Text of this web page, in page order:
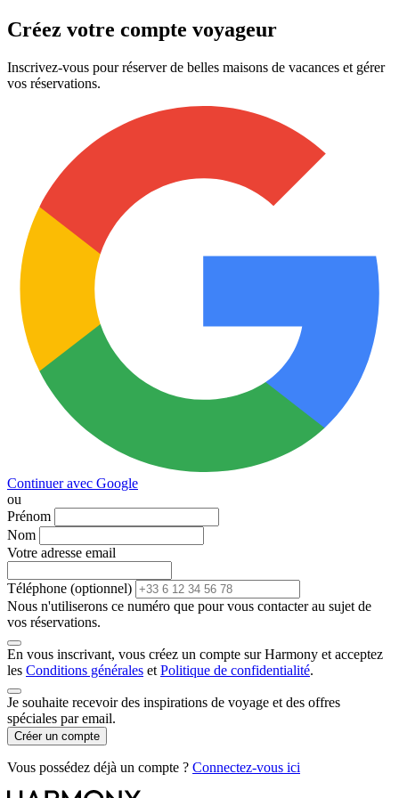
Créez votre compte voyageur
Inscrivez-vous pour réserver de belles maisons de vacances et gérer
vos réservations.
Continuer avec Google
ou
Prénom
Nom
Votre adresse email
Téléphone (optionnel)
Nous n'utiliserons ce numéro que pour vous contacter au sujet de
vos réservations.
En vous inscrivant, vous créez un compte sur Harmony et acceptez
les Conditions générales et Politique de confidentialité.
Je souhaite recevoir des inspirations de voyage et des offres
spéciales par email.
Créer un compte
Vous possédez déjà un compte ? Connectez-vous ici